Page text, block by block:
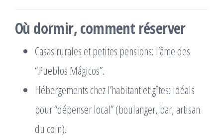
Où dormir, comment réserver
Casas rurales et petites pensions: l’âme des
“Pueblos Mágicos”.
Hébergements chez l’habitant et gîtes: idéals
pour “dépenser local” (boulanger, bar, artisan
du coin).